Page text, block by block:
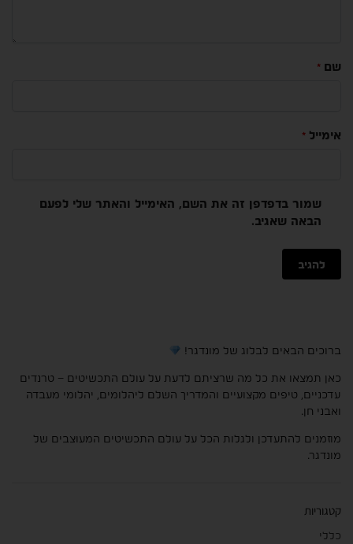
שם *
אימייל *
שמור בדפדפן זה את השם, האימייל והאתר שלי לפעם
הבאה שאגיב.
ברוכים הבאים לבלוג של מונדגר!
כאן תמצאו את כל מה שרציתם לדעת על עולם התכשיטים – טרנדים
עדכניים, טיפים מקצועיים והמדריך השלם ליהלומים, יהלומי מעבדה
ואבני חן.
מוזמנים להתעדכן ולגלות הכל על עולם התכשיטים המעוצבים של
מונדגר.
קטגוריות
כללי